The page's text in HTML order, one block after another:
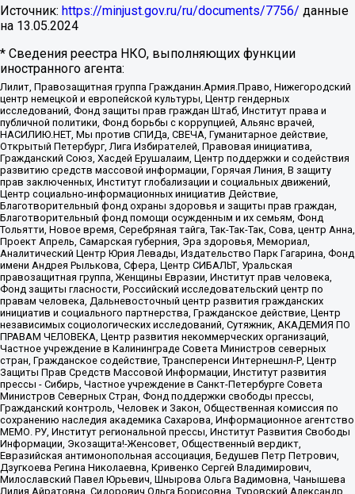
Источник: https://minjust.gov.ru/ru/documents/7756/ данные
на 13.05.2024
* Сведения реестра НКО, выполняющих функции
иностранного агента:
Лилит, Правозащитная группа Гражданин.Армия.Право, Нижегородский
центр немецкой и европейской культуры, Центр гендерных
исследований, Фонд защиты прав граждан Штаб, Институт права и
публичной политики, Фонд борьбы с коррупцией, Альянс врачей,
НАСИЛИЮ.НЕТ, Мы против СПИДа, СВЕЧА, Гуманитарное действие,
Открытый Петербург, Лига Избирателей, Правовая инициатива,
Гражданский Союз, Хасдей Ерушалаим, Центр поддержки и содействия
развитию средств массовой информации, Горячая Линия, В защиту
прав заключенных, Институт глобализации и социальных движений,
Центр социально-информационных инициатив Действие,
Благотворительный фонд охраны здоровья и защиты прав граждан,
Благотворительный фонд помощи осужденным и их семьям, Фонд
Тольятти, Новое время, Серебряная тайга, Так-Так-Так, Сова, центр Анна,
Проект Апрель, Самарская губерния, Эра здоровья, Мемориал,
Аналитический Центр Юрия Левады, Издательство Парк Гагарина, Фонд
имени Андрея Рылькова, Сфера, Центр СИБАЛЬТ, Уральская
правозащитная группа, Женщины Евразии, Институт прав человека,
Фонд защиты гласности, Российский исследовательский центр по
правам человека, Дальневосточный центр развития гражданских
инициатив и социального партнерства, Гражданское действие, Центр
независимых социологических исследований, Сутяжник, АКАДЕМИЯ ПО
ПРАВАМ ЧЕЛОВЕКА, Центр развития некоммерческих организаций,
Частное учреждение в Калининграде Совета Министров северных
стран, Гражданское содействие, Трансперенси Интернешнл-Р, Центр
Защиты Прав Средств Массовой Информации, Институт развития
прессы - Сибирь, Частное учреждение в Санкт-Петербурге Совета
Министров Северных Стран, Фонд поддержки свободы прессы,
Гражданский контроль, Человек и Закон, Общественная комиссия по
сохранению наследия академика Сахарова, Информационное агентство
МЕМО. РУ, Институт региональной прессы, Институт Развития Свободы
Информации, Экозащита!-Женсовет, Общественный вердикт,
Евразийская антимонопольная ассоциация, Бедушев Петр Петрович,
Дзугкоева Регина Николаевна, Кривенко Сергей Владимирович,
Милославский Павел Юрьевич, Шнырова Ольга Вадимовна, Чанышева
Лилия Айратовна, Сидорович Ольга Борисовна, Туровский Александр